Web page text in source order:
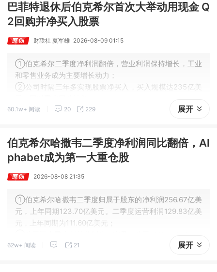
巴菲特退休后伯克希尔首次大举动用现金 Q
2回购并净买入股票
财联社 夏军雄 2026-08-09 01:15
①伯克希尔二季度净利润翻倍，营业利润保持增长，工业
和零售业务成为主要增长动力；
②公司时隔三年多实现股票净买入，买入规模达235亿美
③阿贝尔接任CEO后开始调整现金管理策略，但如何有效
60.1w+ 阅读 20 229 展开
伯克希尔哈撒韦二季度净利润同比翻倍，Al
phabet成为第一大重仓股
2026-08-08 21:35
①伯克希尔哈撒韦二季度归属于股东的净利润256.67亿美
元，上年同期123.70亿美元。二季度运营利润129.83亿美
元，上年同期为111.60亿美元；
美国运通、苹果公司、美国银行以及可口可乐公司。
62w+ 阅读 21 展开